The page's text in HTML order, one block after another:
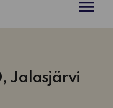
Jalasjärvi